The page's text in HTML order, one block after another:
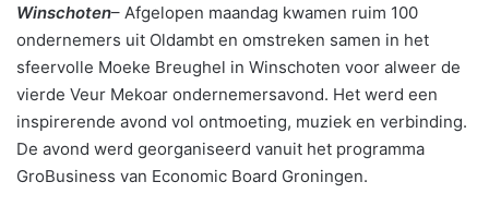
Winschoten– Afgelopen maandag kwamen ruim 100
ondernemers uit Oldambt en omstreken samen in het
sfeervolle Moeke Breughel in Winschoten voor alweer de
vierde Veur Mekoar ondernemersavond. Het werd een
inspirerende avond vol ontmoeting, muziek en verbinding.
De avond werd georganiseerd vanuit het programma
GroBusiness van Economic Board Groningen.